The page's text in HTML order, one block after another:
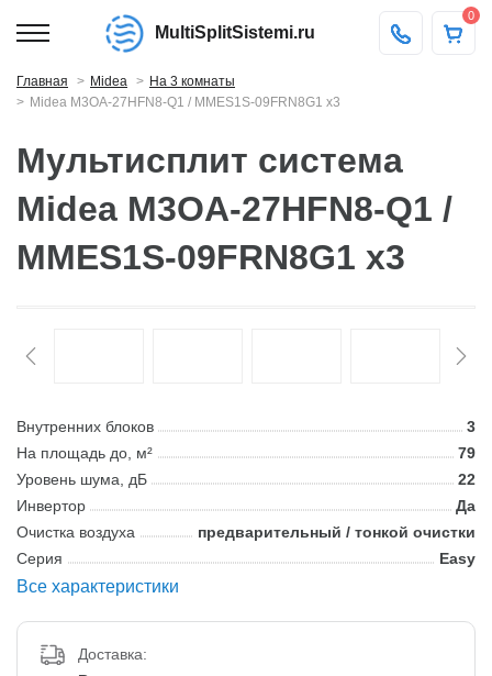
MultiSplitSistemi.ru
0
Главная Midea
На 3 комнаты
Midea M3OA-27HFN8-Q1 / MMES1S-09FRN8G1 x3
Мультисплит система
Midea M3OA-27HFN8-Q1 /
MMES1S-09FRN8G1 x3
Внутренних блоков
3
На площадь до, м²
79
Уровень шума, дБ
22
Инвертор
Да
Очистка воздуха
предварительный / тонкой очистки
Серия
Easy
Все характеристики
Доставка: